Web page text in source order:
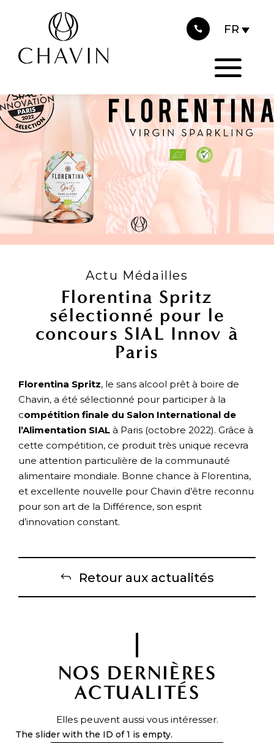
Actu Médailles
Florentina Spritz
sélectionné pour le
concours SIAL Innov à
Paris
Florentina Spritz, le sans alcool prêt à boire de
Chavin, a été sélectionné pour participer à la
compétition finale du Salon International de
l’Alimentation SIAL à Paris (octobre 2022). Grâce à
cette compétition, ce produit très unique recevra
une attention particulière de la communauté
alimentaire mondiale. Bonne chance à Florentina,
et excellente nouvelle pour Chavin d’être reconnu
pour son art de la Différence, son esprit
d’innovation constant.
Retour aux actualités
NOS DERNIÈRES
ACTUALITÉS
Elles peuvent aussi vous intéresser.
The slider with the ID of 1 is empty.